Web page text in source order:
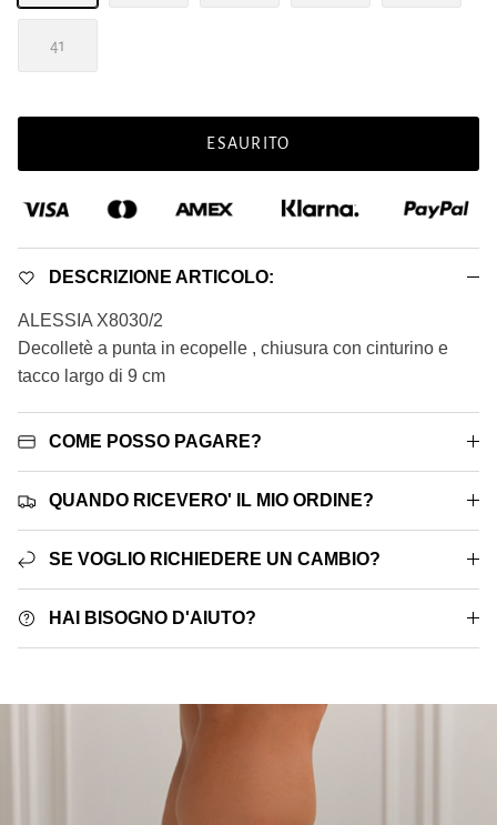
41
ESAURITO
DESCRIZIONE ARTICOLO:
ALESSIA X8030/2
Decolletè a punta in ecopelle , chiusura con cinturino e
tacco largo di 9 cm
COME POSSO PAGARE?
QUANDO RICEVERO' IL MIO ORDINE?
SE VOGLIO RICHIEDERE UN CAMBIO?
HAI BISOGNO D'AIUTO?